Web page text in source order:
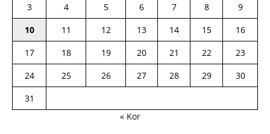
3
4 5 6 7 8
9
10
11 12 13 14 15
16
17
18 19 20 21 22
23
24
25 26 27 28 29
30
31
« Kor